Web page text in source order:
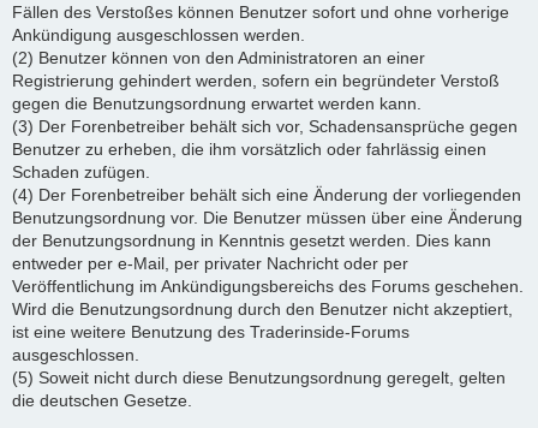
Fällen des Verstoßes können Benutzer sofort und ohne vorherige
Ankündigung ausgeschlossen werden.
(2) Benutzer können von den Administratoren an einer
Registrierung gehindert werden, sofern ein begründeter Verstoß
gegen die Benutzungsordnung erwartet werden kann.
(3) Der Forenbetreiber behält sich vor, Schadensansprüche gegen
Benutzer zu erheben, die ihm vorsätzlich oder fahrlässig einen
Schaden zufügen.
(4) Der Forenbetreiber behält sich eine Änderung der vorliegenden
Benutzungsordnung vor. Die Benutzer müssen über eine Änderung
der Benutzungsordnung in Kenntnis gesetzt werden. Dies kann
entweder per e-Mail, per privater Nachricht oder per
Veröffentlichung im Ankündigungsbereichs des Forums geschehen.
Wird die Benutzungsordnung durch den Benutzer nicht akzeptiert,
ist eine weitere Benutzung des Traderinside-Forums
ausgeschlossen.
(5) Soweit nicht durch diese Benutzungsordnung geregelt, gelten
die deutschen Gesetze.